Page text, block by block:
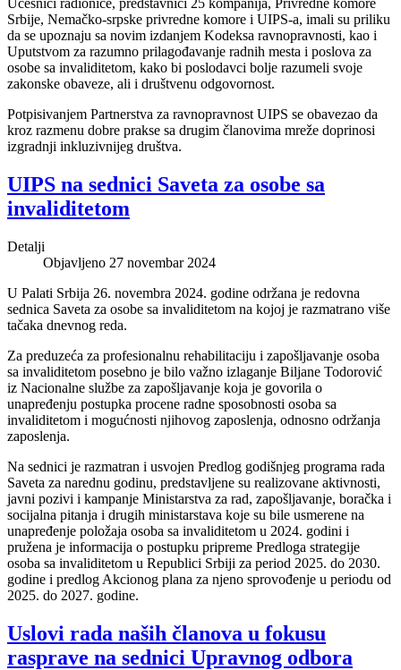
Učesnici radionice, predstavnici 25 kompanija, Privredne komore
Srbije, Nemačko-srpske privredne komore i UIPS-a, imali su priliku
da se upoznaju sa novim izdanjem Kodeksa ravnopravnosti, kao i
Uputstvom za razumno prilagođavanje radnih mesta i poslova za
osobe sa invaliditetom, kako bi poslodavci bolje razumeli svoje
zakonske obaveze, ali i društvenu odgovornost.
Potpisivanjem Partnerstva za ravnopravnost UIPS se obavezao da
kroz razmenu dobre prakse sa drugim članovima mreže doprinosi
izgradnji inkluzivnijeg društva.
UIPS na sednici Saveta za osobe sa
invaliditetom
Detalji
Objavljeno 27 novembar 2024
U Palati Srbija 26. novembra 2024. godine održana je redovna
sednica Saveta za osobe sa invaliditetom na kojoj je razmatrano više
tačaka dnevnog reda.
Za preduzeća za profesionalnu rehabilitaciju i zapošljavanje osoba
sa invaliditetom posebno je bilo važno izlaganje Biljane Todorović
iz Nacionalne službe za zapošljavanje koja je govorila o
unapređenju postupka procene radne sposobnosti osoba sa
invaliditetom i mogućnosti njihovog zaposlenja, odnosno održanja
zaposlenja.
Na sednici je razmatran i usvojen Predlog godišnjeg programa rada
Saveta za narednu godinu, predstavljene su realizovane aktivnosti,
javni pozivi i kampanje Ministarstva za rad, zapošljavanje, boračka i
socijalna pitanja i drugih ministarstava koje su bile usmerene na
unapređenje položaja osoba sa invaliditetom u 2024. godini i
pružena je informacija o postupku pripreme Predloga strategije
osoba sa invaliditetom u Republici Srbiji za period 2025. do 2030.
godine i predlog Akcionog plana za njeno sprovođenje u periodu od
2025. do 2027. godine.
Uslovi rada naših članova u fokusu
rasprave na sednici Upravnog odbora